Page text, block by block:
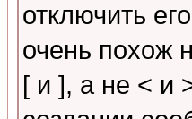
отключить
очень похож
[ и ], а не < и